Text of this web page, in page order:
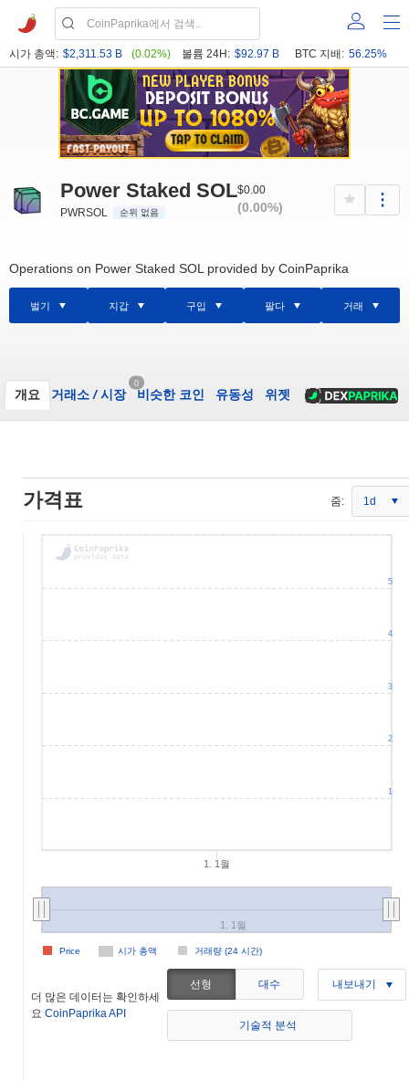
시가 총액: $2,311.53 B (0.02%) 볼륨 24H: $92.97 B BTC 지배: 56.25%
Power Staked SOL
PWRSOL 순위 없음
$0.00
(0.00%)
Operations on Power Staked SOL provided by CoinPaprika
벌기 지갑 구입 팔다 거래
개요 거래소 /시장
0
비슷한 코인 유동성 위젯
가격표 줌: 1d
1. 1월
시가 총액 거래량 (24 시간)
Price
1. 1월
1
2
3
4
5
더 많은 데이터는 확인하세
요 CoinPaprika API
선형 대수 내보내기
기술적 분석